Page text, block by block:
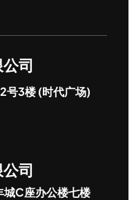
司
号3楼 (时代广场)
司
城C座办公楼七楼